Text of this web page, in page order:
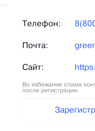
Телефон:
Почта:
Сайт:
Во избежание спама
после регистрации.